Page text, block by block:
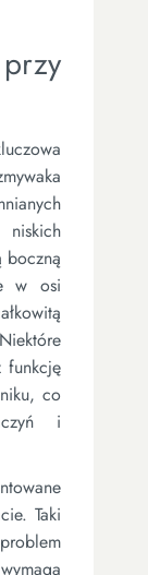
boczną
w osi
funkcję
co
i
Taki